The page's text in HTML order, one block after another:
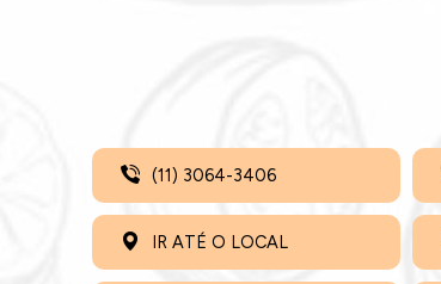
(11) 3064-3406
IR ATÉ O LOCAL